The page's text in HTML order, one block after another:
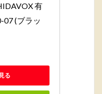
有
07 (ブラッ
る